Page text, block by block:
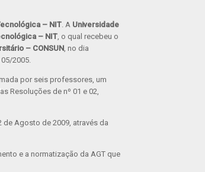
– NIT . A Universidade
– NIT , o qual recebeu o
– CONSUN , no dia
2005.
por seis professores, um
Resoluções de nº 01 e 02,
de Agosto de 2009, através da
e a normatização da AGT que